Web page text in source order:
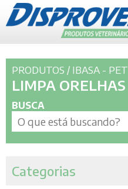
PRODUTOS / IBASA - PET
LIMPA ORELHAS
BUSCA
Categorias